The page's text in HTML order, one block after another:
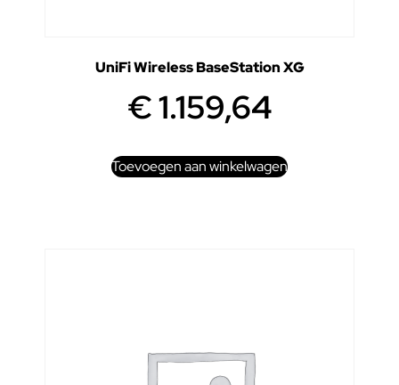
UniFi Wireless BaseStation XG
€1.159,64
Toevoegen aan winkelwagen